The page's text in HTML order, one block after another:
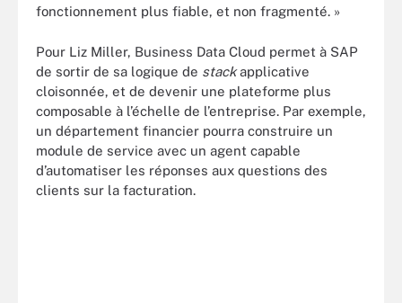
fonctionnement plus fiable, et non fragmenté. »
Pour Liz Miller, Business Data Cloud permet à SAP
de sortir de sa logique de stackapplicative
cloisonnée, et de devenir une plateforme plus
composable à l’échelle de l’entreprise. Par exemple,
un département financier pourra construire un
module de service avec un agent capable
d’automatiser les réponses aux questions des
clients sur la facturation.